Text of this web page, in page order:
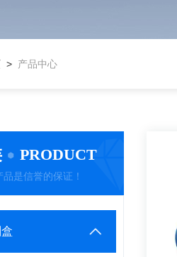
> 产品中心
PRODUCT
是信誉的保证！